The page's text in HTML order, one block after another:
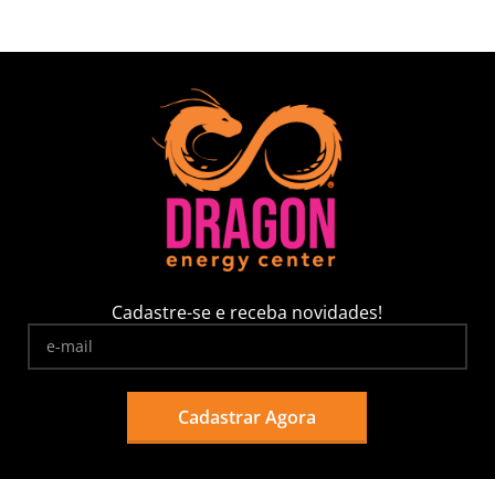
Cadastre-se e receba novidades!